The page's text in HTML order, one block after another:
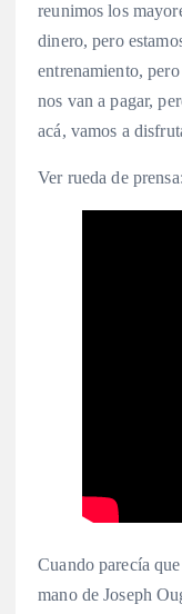
reunimos los
dinero, pero
entrenamiento,
nos van a pagar,
acá, vamos a
Ver rueda de prensa:
Cuando parecía
mano de Joseph